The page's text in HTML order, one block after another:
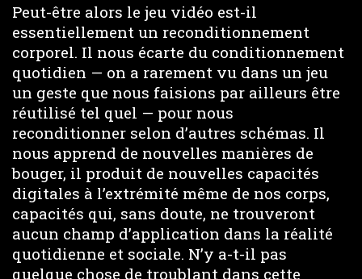
Peut-être alors le jeu vidéo est-il
essentiellement un reconditionnement
corporel. Il nous écarte du conditionnement
quotidien — on a rarement vu dans un jeu
un geste que nous faisions par ailleurs être
réutilisé tel quel — pour nous
reconditionner selon d’autres schémas. Il
nous apprend de nouvelles manières de
bouger, il produit de nouvelles capacités
digitales à l’extrémité même de nos corps,
capacités qui, sans doute, ne trouveront
aucun champ d’application dans la réalité
quotidienne et sociale. N’y a-t-il pas
quelque chose de troublant dans cette